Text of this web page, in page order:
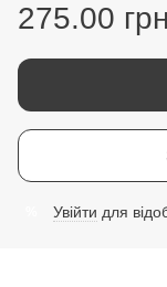
275.00 грн
Увійти для